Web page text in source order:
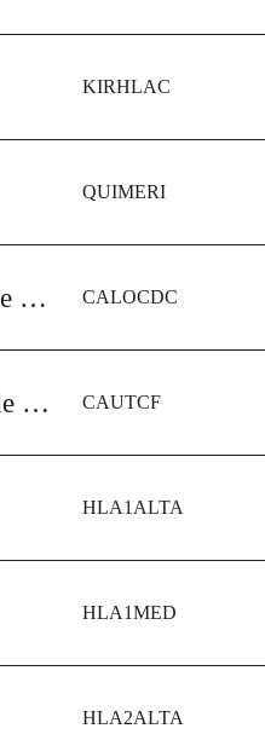
KIRHLAC
QUIMERI
Alo Prova Cruzada (Crossmatch) por Citotoxicidade Dependente de Complemento (CDC) Contra Linfócitos T e B do Doador - Transplante CALOCDC
Auto Prova Cruzada (Crossmatch) por Citometria de Fluxo Contra Linfócitos T e B CAUTCF
HLA1ALTA
HLA1MED
HLA2ALTA